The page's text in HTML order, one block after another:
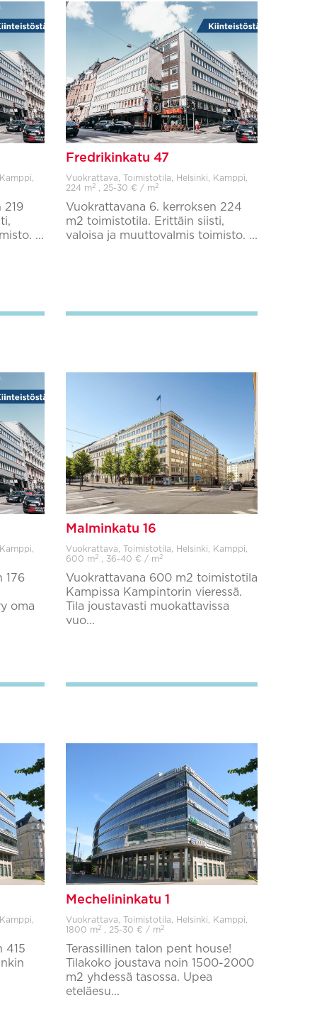
219
...
Fredrikinkatu 47
Vuokrattava, Toimistotila, Helsinki, Kamppi,
224 m2, 25-30 € / m2
Vuokrattavana 6. kerroksen 224
m2 toimistotila. Erittäin siisti,
valoisa ja muuttovalmis toimisto. ...
176
oma
Malminkatu 16
Vuokrattava, Toimistotila, Helsinki, Kamppi,
600 m2, 36-40 € / m2
Vuokrattavana 600 m2 toimistotila
Kampissa Kampintorin vieressä.
Tila joustavasti muokattavissa
vuo...
415
Mechelininkatu 1
Vuokrattava, Toimistotila, Helsinki, Kamppi,
1800 m2, 25-30 € / m2
Terassillinen talon pent house!
Tilakoko joustava noin 1500-2000
m2 yhdessä tasossa. Upea
eteläesu...